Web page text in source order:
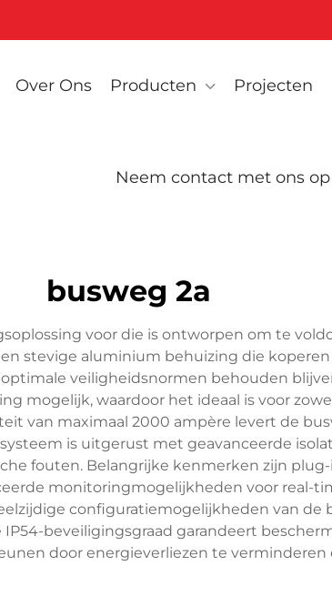
Over Ons Producten Projecten
Neem contact met ons op
busweg 2a
voor die is ontworpen om te
stevige aluminium behuizing die
veiligheidsnormen behouden
mogelijk, waardoor het ideaal is voor
van maximaal 2000 ampère levert de
is uitgerust met geavanceerde
fouten. Belangrijke kenmerken zijn
monitoringmogelijkheden voor real-
configuratiemogelijkheden van de
beveiligingsgraad garandeert
door energieverliezen te